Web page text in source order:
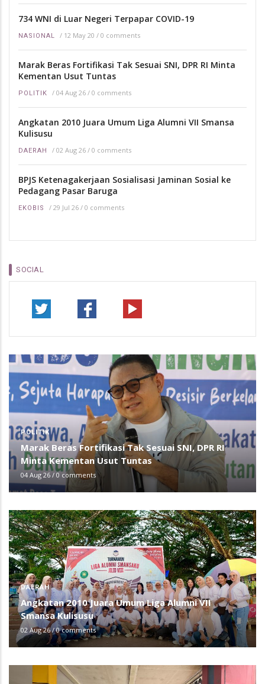
734 WNI di Luar Negeri Terpapar COVID-19
NASIONAL / 12 May 20 / 0 comments
Marak Beras Fortifikasi Tak Sesuai SNI, DPR RI Minta
Kementan Usut Tuntas
POLITIK / 04 Aug 26 / 0 comments
Angkatan 2010 Juara Umum Liga Alumni VII Smansa
Kulisusu
DAERAH / 02 Aug 26 / 0 comments
BPJS Ketenagakerjaan Sosialisasi Jaminan Sosial ke
Pedagang Pasar Baruga
EKOBIS / 29 Jul 26 / 0 comments
SOCIAL
POLITIK
Marak Beras Fortifikasi Tak Sesuai SNI, DPR RI
Minta Kementan Usut Tuntas
04 Aug 26 / 0 comments
DAERAH
Angkatan 2010 Juara Umum Liga Alumni VII
Smansa Kulisusu
02 Aug 26/0 comments